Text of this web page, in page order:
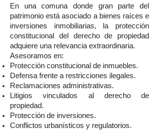
En una comuna donde gran parte del
patrimonio está asociado a bienes raíces e
inversiones inmobiliarias, la protección
constitucional del derecho de propiedad
adquiere una relevancia extraordinaria.
Asesoramos en:
Protección constitucional de inmuebles.
Defensa frente a restricciones ilegales.
Reclamaciones administrativas.
Litigios vinculados al derecho de
propiedad.
Protección de inversiones.
Conflictos urbanísticos y regulatorios.